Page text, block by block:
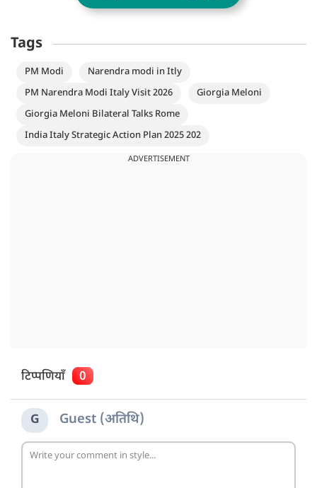
Tags
PM Modi
Narendra modi in Itly
PM Narendra Modi Italy Visit 2026
Giorgia Meloni
Giorgia Meloni Bilateral Talks Rome
India Italy Strategic Action Plan 2025 202
ADVERTISEMENT
टिप्पणियाँ 0
G Guest (अतिथि)